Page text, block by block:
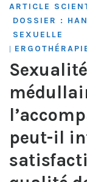
ARTICLE
DOSSIER :
SEXUELLE
|
peut-il